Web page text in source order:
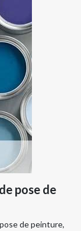
pose de
de peinture,